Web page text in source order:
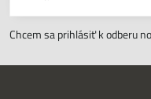
Chcem sa prihlásiť k odberu